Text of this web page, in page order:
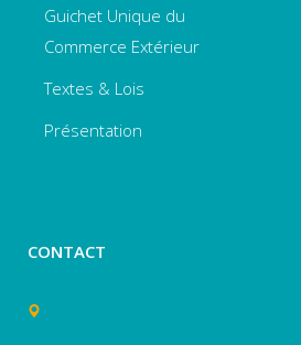
Guichet Unique du
Commerce Extérieur
Textes & Lois
Présentation
CONTACT